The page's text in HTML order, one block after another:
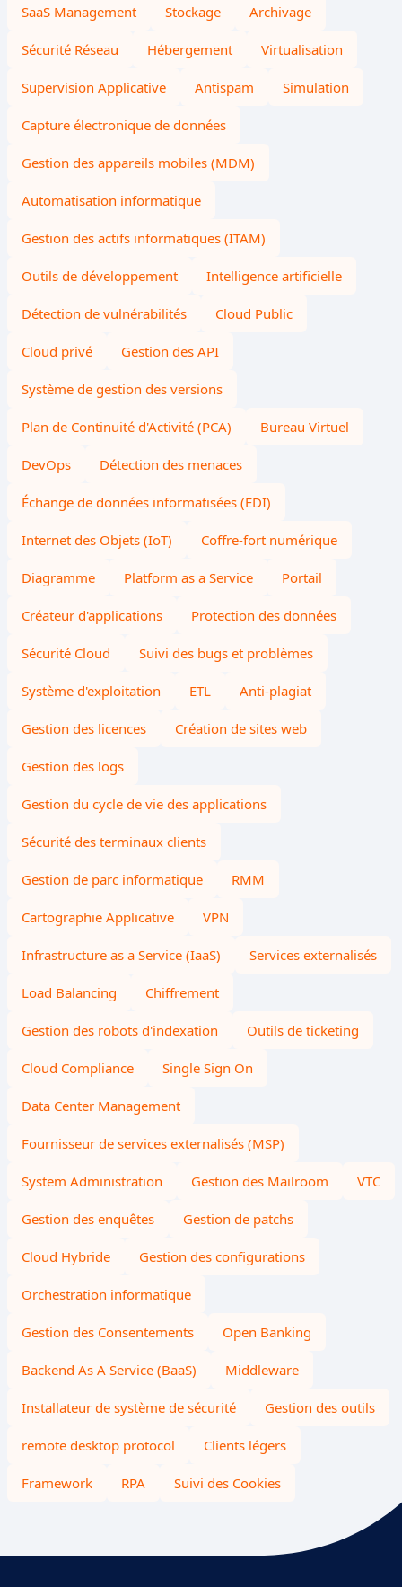
SaaS Management Stockage Archivage
Sécurité Réseau Hébergement Virtualisation
Supervision Applicative Antispam Simulation
Capture électronique de données
Gestion des appareils mobiles (MDM)
Automatisation informatique
Gestion des actifs informatiques (ITAM)
Outils de développement Intelligence artificielle
Détection de vulnérabilités Cloud Public
Cloud privé Gestion des API
Système de gestion des versions
Plan de Continuité d'Activité (PCA) Bureau Virtuel
DevOps Détection des menaces
Échange de données informatisées (EDI)
Internet des Objets (IoT) Coffre-fort numérique
Diagramme Platform as a Service Portail
Créateur d'applications Protection des données
Sécurité Cloud Suivi des bugs et problèmes
Système d'exploitation ETL Anti-plagiat
Gestion des licences Création de sites web
Gestion des logs
Gestion du cycle de vie des applications
Sécurité des terminaux clients
Gestion de parc informatique RMM
Cartographie Applicative VPN
Infrastructure as a Service (IaaS) Services externalisés
Load Balancing Chiffrement
Gestion des robots d'indexation Outils de ticketing
Cloud Compliance Single Sign On
Data Center Management
Fournisseur de services externalisés (MSP)
System Administration Gestion des Mailroom VTC
Gestion des enquêtes Gestion de patchs
Cloud Hybride Gestion des configurations
Orchestration informatique
Gestion des Consentements Open Banking
Backend As A Service (BaaS) Middleware
Installateur de système de sécurité Gestion des outils
remote desktop protocol Clients légers
Framework RPA Suivi des Cookies